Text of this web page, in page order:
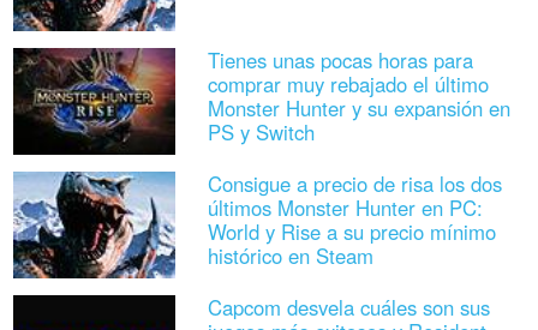
Tienes unas pocas horas para
comprar muy rebajado el último
Monster Hunter y su expansión en
PS y Switch
Consigue a precio de risa los dos
últimos Monster Hunter en PC:
World y Rise a su precio mínimo
histórico en Steam
Capcom desvela cuáles son sus